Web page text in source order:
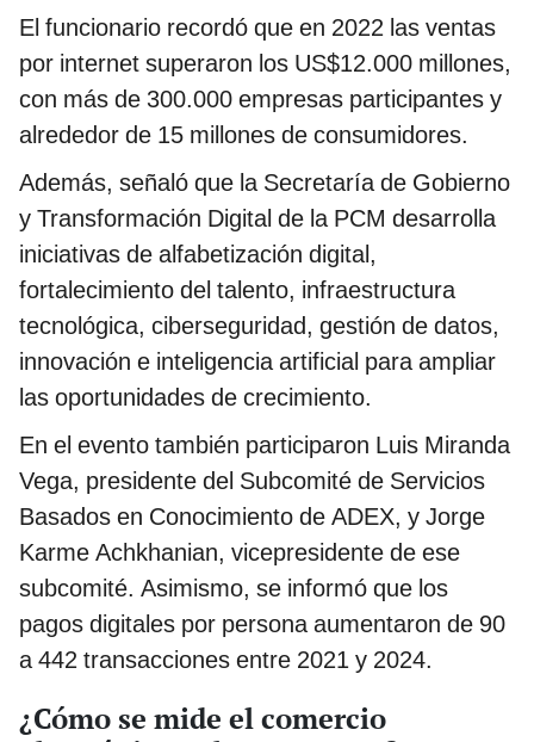
El funcionario recordó que en 2022 las ventas
por internet superaron los US$12.000 millones,
con más de 300.000 empresas participantes y
alrededor de 15 millones de consumidores.
Además, señaló que la Secretaría de Gobierno
y Transformación Digital de la PCM desarrolla
iniciativas de alfabetización digital,
fortalecimiento del talento, infraestructura
tecnológica, ciberseguridad, gestión de datos,
innovación e inteligencia artificial para ampliar
las oportunidades de crecimiento.
En el evento también participaron Luis Miranda
Vega, presidente del Subcomité de Servicios
Basados en Conocimiento de ADEX, y Jorge
Karme Achkhanian, vicepresidente de ese
subcomité. Asimismo, se informó que los
pagos digitales por persona aumentaron de 90
a 442 transacciones entre 2021 y 2024.
¿Cómo se mide el comercio